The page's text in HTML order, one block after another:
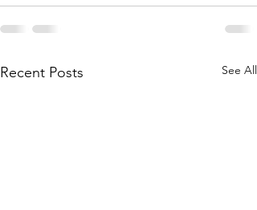
Recent Posts See All